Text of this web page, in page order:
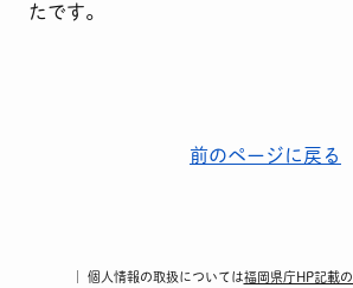
たです。
前のページに戻る
｜ 個人情報の取扱については福岡県庁HP記載